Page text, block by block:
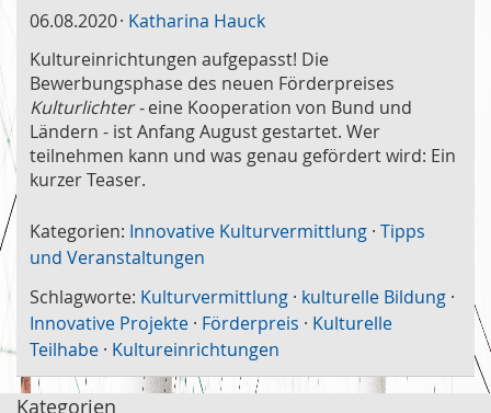
06.08.2020 Katharina Hauck
Kultureinrichtungen aufgepasst! Die
Bewerbungsphase des neuen Förderpreises
Kulturlichter -eine Kooperation von Bund und
Ländern - ist Anfang August gestartet. Wer
teilnehmen kann und was genau gefördert wird: Ein
kurzer Teaser.
Kategorien: Innovative Kulturvermittlung · Tipps
und Veranstaltungen
Schlagworte: Kulturvermittlung · kulturelle Bildung ·
Innovative Projekte · Förderpreis · Kulturelle
Teilhabe · Kultureinrichtungen
Kategorien